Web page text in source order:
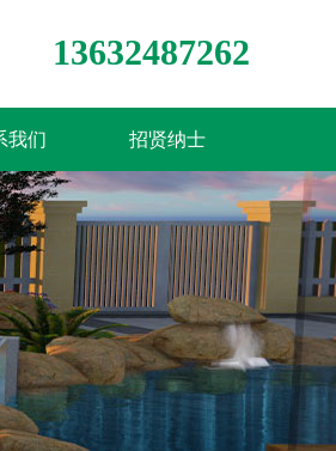
13632487262
我们 招贤纳士